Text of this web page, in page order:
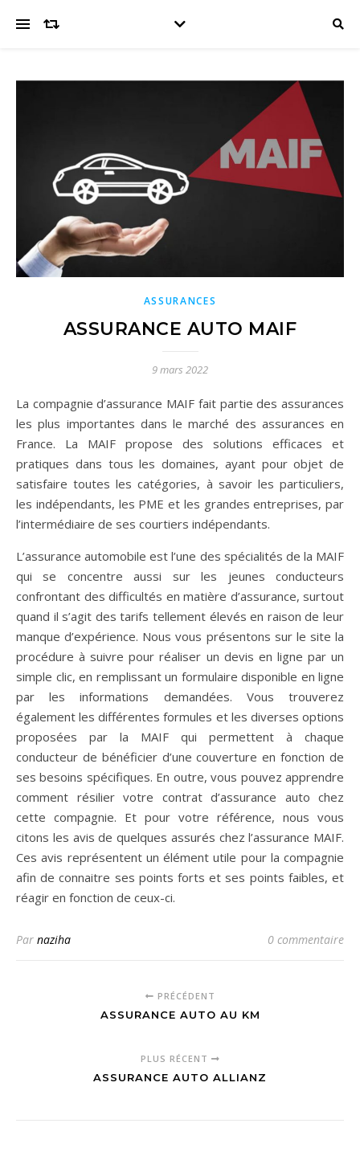
ASSURANCES
ASSURANCE AUTO MAIF
9 mars 2022
La compagnie d’assurance MAIF fait partie des assurances
les plus importantes dans le marché des assurances en
France. La MAIF propose des solutions efficaces et
pratiques dans tous les domaines, ayant pour objet de
satisfaire toutes les catégories, à savoir les particuliers,
les indépendants, les PME et les grandes entreprises, par
l’intermédiaire de ses courtiers indépendants.
L’assurance automobile est l’une des spécialités de la MAIF
qui se concentre aussi sur les jeunes conducteurs
confrontant des difficultés en matière d’assurance, surtout
quand il s’agit des tarifs tellement élevés en raison de leur
manque d’expérience. Nous vous présentons sur le site la
procédure à suivre pour réaliser un devis en ligne par un
simple clic, en remplissant un formulaire disponible en ligne
par les informations demandées. Vous trouverez
également les différentes formules et les diverses options
proposées par la MAIF qui permettent à chaque
conducteur de bénéficier d’une couverture en fonction de
ses besoins spécifiques. En outre, vous pouvez apprendre
comment résilier votre contrat d’assurance auto chez
cette compagnie. Et pour votre référence, nous vous
citons les avis de quelques assurés chez l’assurance MAIF.
Ces avis représentent un élément utile pour la compagnie
afin de connaitre ses points forts et ses points faibles, et
réagir en fonction de ceux-ci.
Par naziha 0 commentaire
PRÉCÉDENT
ASSURANCE AUTO AU KM
PLUS RÉCENT
ASSURANCE AUTO ALLIANZ